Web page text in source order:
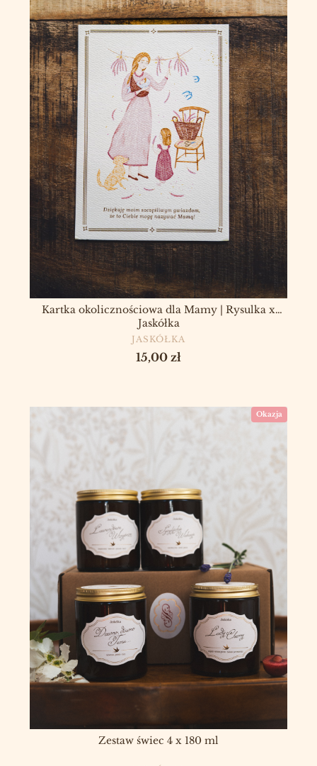
Kartka okolicznościowa dla Mamy | Rysulka x
Jaskółka
PRODUCENT
JASKÓŁKA
Cena
15,00 zł
Okazja
Zestaw świec 4 x 180 ml